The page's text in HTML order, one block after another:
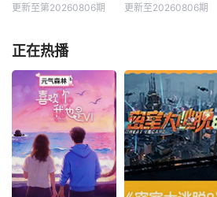
更新至第20260806期 更新至20260806期
正在热播